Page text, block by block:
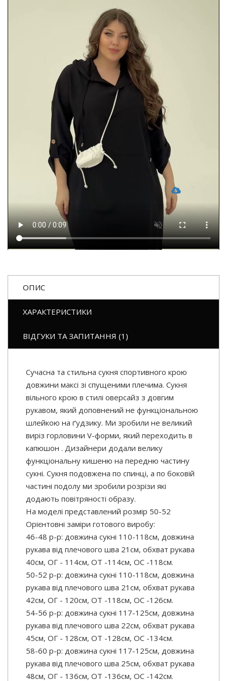
ОПИС
ХАРАКТЕРИСТИКИ
ВІДГУКИ ТА ЗАПИТАННЯ (1)
Сучасна та стильна сукня спортивного крою
довжини максі зі спущеними плечима. Сукня
вільного крою в стилі оверсайз з довгим
рукавом, який доповнений не функціональною
шлейкою на ґудзику. Ми зробили не великий
виріз горловини V-форми, який переходить в
капюшон . Дизайнери додали велику
функціональну кишеню на передню частину
сукні. Сукня подовжена по спинці, а по боковій
частині подолу ми зробили розрізи які
додають повітряності образу.
На моделі представлений розмір 50-52
Орієнтовні заміри готового виробу:
46-48 р-р: довжина сукні 110-118см, довжина
рукава від плечового шва 21см, обхват рукава
40см, ОГ - 114см, ОТ -114см, OC -118см.
50-52 р-р: довжина сукні 110-118см, довжина
рукава від плечового шва 21см, обхват рукава
42см, ОГ - 120см, ОТ -118см, OC -126см.
54-56 р-р: довжина сукні 117-125см, довжина
рукава від плечового шва 22см, обхват рукава
45см, ОГ - 128см, ОТ -128см, OC -134см.
58-60 р-р: довжина сукні 117-125см, довжина
рукава від плечового шва 25см, обхват рукава
48см, ОГ - 136см, ОТ -136см, OC -142см.